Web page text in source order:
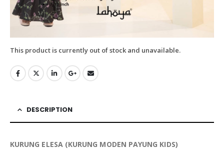
This product is currently out of stock and unavailable.
DESCRIPTION
KURUNG ELESA (KURUNG MODEN PAYUNG KIDS)